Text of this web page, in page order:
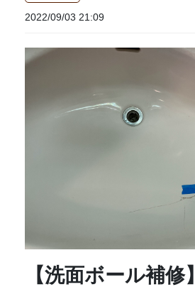
2022/09/03 21:09
【洗面ボール補修】